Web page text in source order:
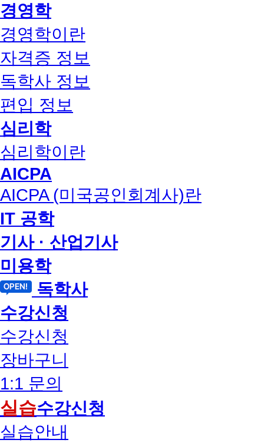
경영학
경영학이란
자격증 정보
독학사 정보
편입 정보
심리학
심리학이란
AICPA
AICPA (미국공인회계사)란
IT 공학
기사 · 산업기사
미용학
독학사
수강신청
수강신청
장바구니
1:1 문의
실습수강신청
실습안내